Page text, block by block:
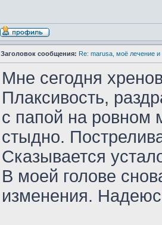
Заголовок сообщения: Re: marusa, моё лечение и
Мне сегодня
Плаксивость,
с папой на ровном
стыдно.
Сказывается
В моей голове
изменения.